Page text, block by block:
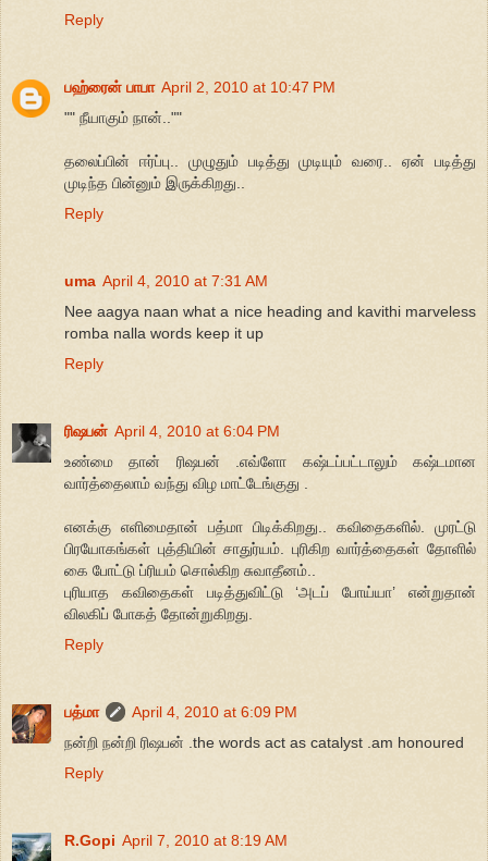
Reply
பஹ்ரைன் பாபா April 2, 2010 at 10:47 PM
"" நீயாகும் நான்..""
தலைப்பின் ஈர்ப்பு.. முழுதும் படித்து முடியும் வரை.. ஏன் படித்து
முடிந்த பின்னும் இருக்கிறது..
Reply
uma April 4, 2010 at 7:31 AM
Nee aagya naan what a nice heading and kavithi marveless
romba nalla words keep it up
Reply
ரிஷபன் April 4, 2010 at 6:04 PM
உண்மை தான் ரிஷபன் .எவ்ளோ கஷ்டப்பட்டாலும் கஷ்டமான
வார்த்தைலாம் வந்து விழ மாட்டேங்குது .
எனக்கு எளிமைதான் பத்மா பிடிக்கிறது.. கவிதைகளில். முரட்டு
பிரயோகங்கள் புத்தியின் சாதுர்யம். புரிகிற வார்த்தைகள் தோளில்
கை போட்டு ப்ரியம் சொல்கிற சுவாதீனம்..
புரியாத கவிதைகள் படித்துவிட்டு ‘அடப் போய்யா’ என்றுதான்
விலகிப் போகத் தோன்றுகிறது.
Reply
பத்மா
April 4, 2010 at 6:09 PM
நன்றி நன்றி ரிஷபன் .the words act as catalyst .am honoured
Reply
R.Gopi April 7, 2010 at 8:19 AM